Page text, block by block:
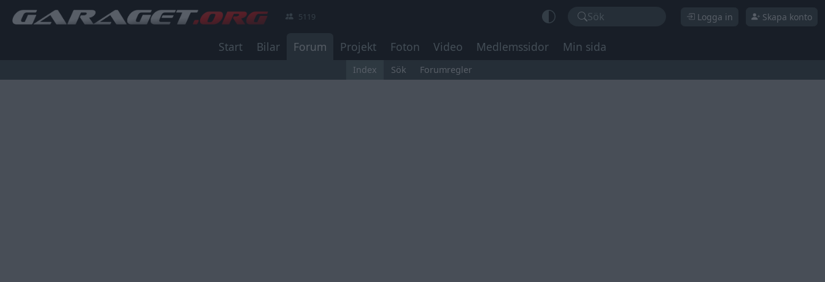
5119 Sök Logga in Skapa konto
Start Bilar Forum Projekt Foton Video Medlemssidor Min sida
Index Sök Forumregler